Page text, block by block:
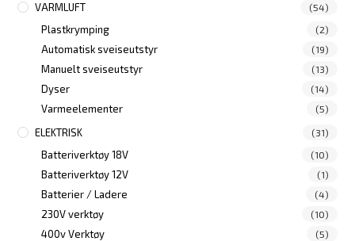
VARMLUFT (54)
Plastkrymping (2)
Automatisk sveiseutstyr (19)
Manuelt sveiseutstyr (13)
Dyser (14)
Varmeelementer (5)
ELEKTRISK (31)
Batteriverktøy 18V (10)
Batteriverktøy 12V (1)
Batterier / Ladere (4)
230V verktøy (10)
400v Verktøy (5)